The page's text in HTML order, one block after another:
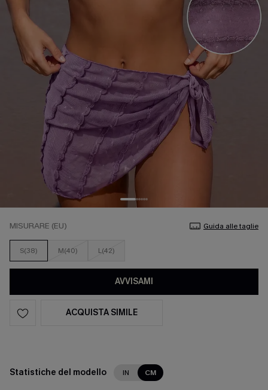
MISURARE (EU) Guida alle taglie
S(38) M(40) L(42)
AVVISAMI
ACQUISTA SIMILE
Statistiche del modello IN CM